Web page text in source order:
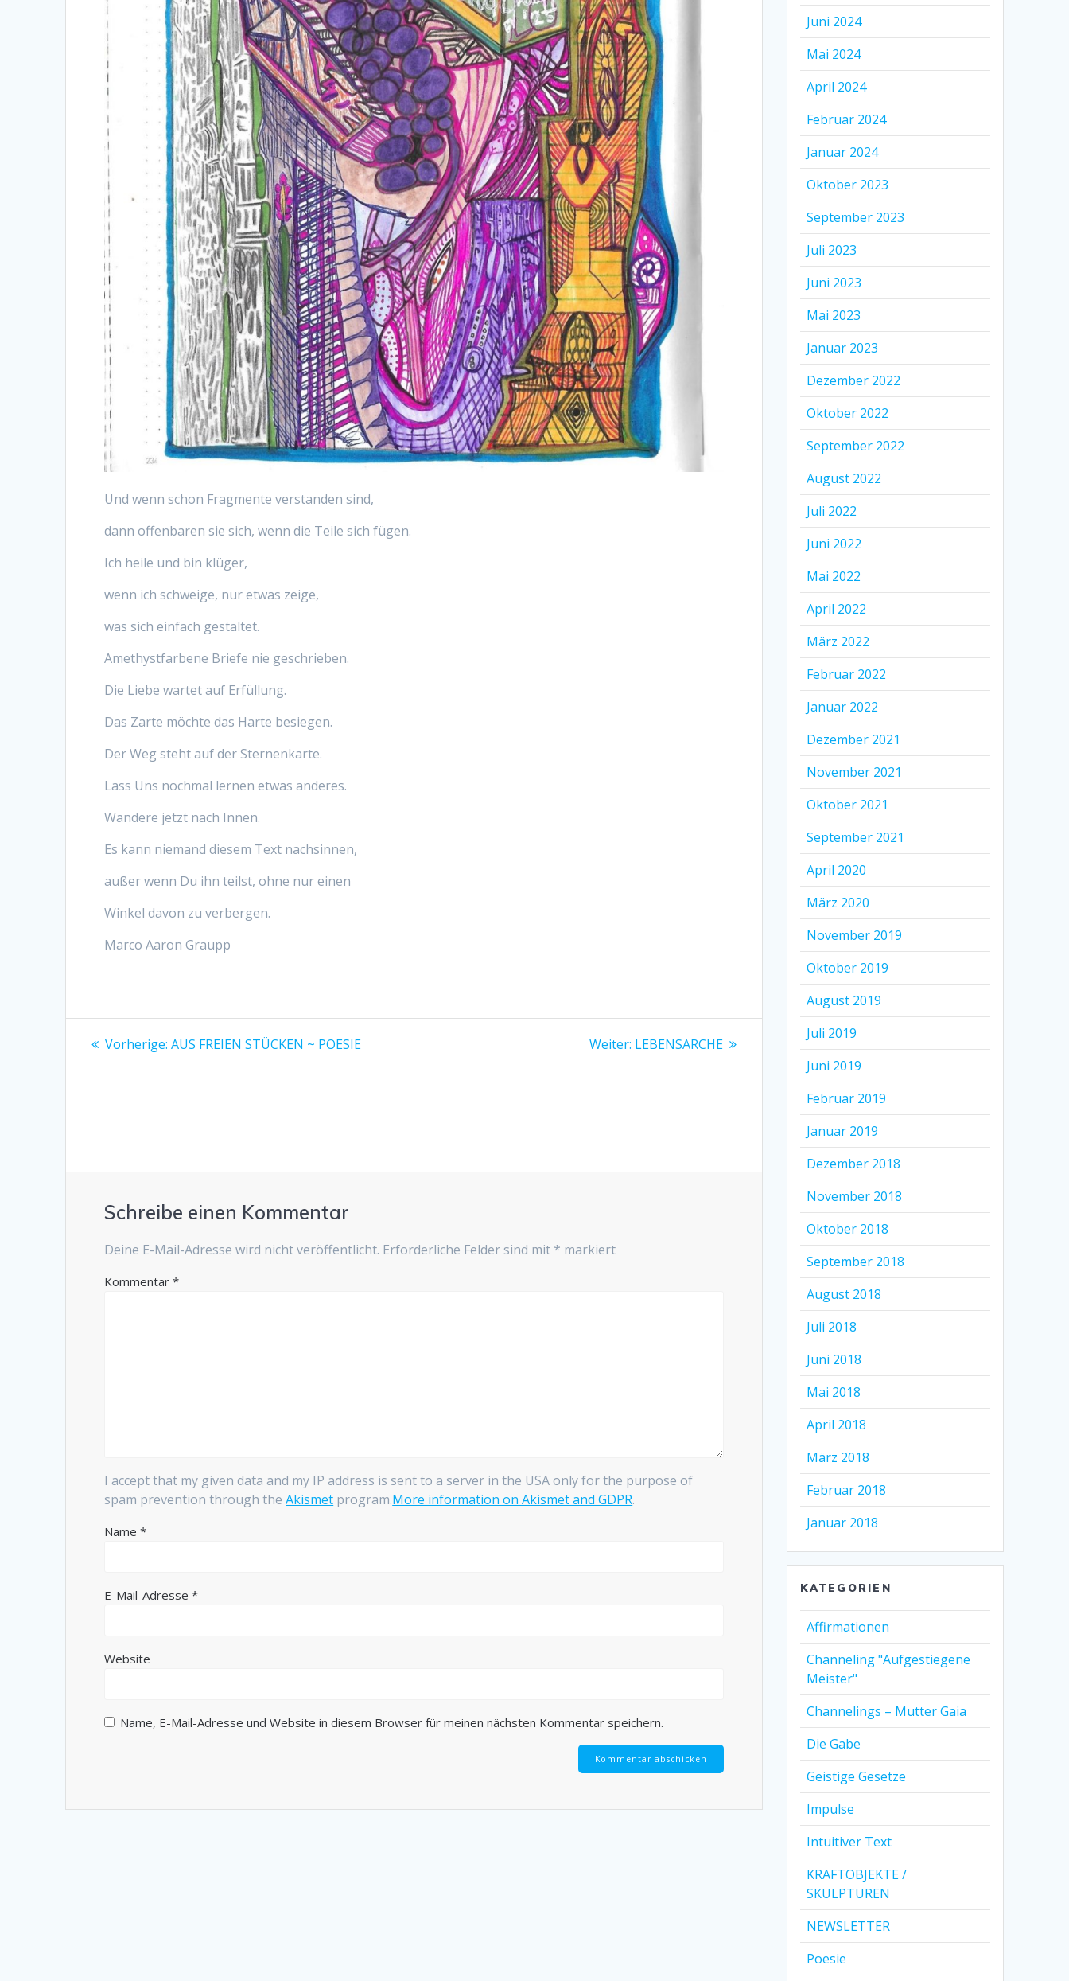
Und wenn schon Fragmente verstanden sind,
dann offenbaren sie sich, wenn die Teile sich fügen.
Ich heile und bin klüger,
wenn ich schweige, nur etwas zeige,
was sich einfach gestaltet.
Amethystfarbene Briefe nie geschrieben.
Die Liebe wartet auf Erfüllung.
Das Zarte möchte das Harte besiegen.
Der Weg steht auf der Sternenkarte.
Lass Uns nochmal lernen etwas anderes.
Wandere jetzt nach Innen.
Es kann niemand diesem Text nachsinnen,
außer wenn Du ihn teilst, ohne nur einen
Winkel davon zu verbergen.
Marco Aaron Graupp
Beitragsnavigation
Vorherige: Vorheriger
AUS FREIEN STÜCKEN ~ POESIE Weiter: Nächster
LEBENSARCHE
Schreibe einen Kommentar
Deine E-Mail-Adresse wird nicht veröffentlicht. Erforderliche Felder sind mit * markiert
Kommentar*
I accept that my given data and my IP address is sent to a server in the USA only for the purpose of
spam prevention through theAkismet program.More information on Akismet and GDPR.
Name*
E-Mail-Adresse*
Website
Name, E-Mail-Adresse und Website in diesem Browser für meinen nächsten Kommentar speichern.
Juni 2024
Mai 2024
April 2024
Februar 2024
Januar 2024
Oktober 2023
September 2023
Juli 2023
Juni 2023
Mai 2023
Januar 2023
Dezember 2022
Oktober 2022
September 2022
August 2022
Juli 2022
Juni 2022
Mai 2022
April 2022
März 2022
Februar 2022
Januar 2022
Dezember 2021
November 2021
Oktober 2021
September 2021
April 2020
März 2020
November 2019
Oktober 2019
August 2019
Juli 2019
Juni 2019
Februar 2019
Januar 2019
Dezember 2018
November 2018
Oktober 2018
September 2018
August 2018
Juli 2018
Juni 2018
Mai 2018
April 2018
März 2018
Februar 2018
Januar 2018
KATEGORIEN
Affirmationen
Channeling "Aufgestiegene
Meister"
Channelings – Mutter Gaia
Die Gabe
Geistige Gesetze
Impulse
Intuitiver Text
KRAFTOBJEKTE /
SKULPTUREN
NEWSLETTER
Poesie